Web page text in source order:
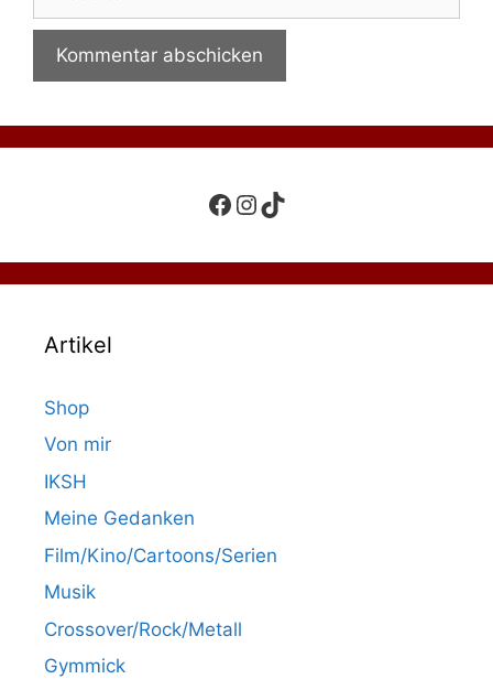
Facebook
Instagram
TikTok
Artikel
Shop
Von mir
IKSH
Meine Gedanken
Film/Kino/Cartoons/Serien
Musik
Crossover/Rock/Metall
Gymmick